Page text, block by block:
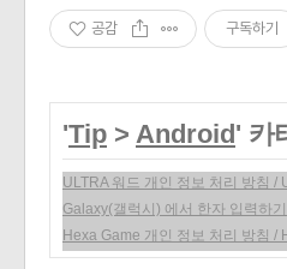
공감 구독하기
'Tip > Android' 카
ULTRA 워드 개인 정보 처리 방침
Galaxy(갤럭시) 에서 한자 입력하기
Hexa Game 개인 정보 처리 방침